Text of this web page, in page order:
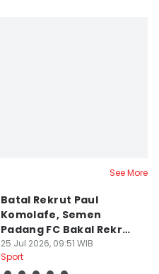
See More
Batal Rekrut Paul
Komolafe, Semen
Padang FC Bakal Rekrut
Striker Baru
25 Jul 2026, 09:51 WIB
Sport